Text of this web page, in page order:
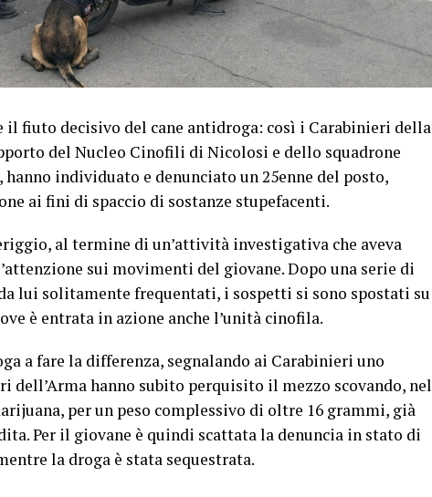
fiuto decisivo del cane antidroga: così i Carabinieri della
del Nucleo Cinofili di Nicolosi e dello squadrone
individuato e denunciato un 25enne del posto,
ai fini di spaccio di sostanze stupefacenti.
al termine di un’attività investigativa che aveva
sui movimenti del giovane. Dopo una serie di
lui solitamente frequentati, i sospetti si sono spostati su
è entrata in azione anche l’unità cinofila.
a fare la differenza, segnalando ai Carabinieri uno
dell’Arma hanno subito perquisito il mezzo scovando, nel
per un peso complessivo di oltre 16 grammi, già
Per il giovane è quindi scattata la denuncia in stato di
la droga è stata sequestrata.